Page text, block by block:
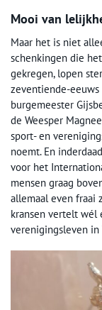
Mooi van
Maar het is niet
schenkingen die
gekregen, lopen
zeventiende-
burgemeester
de Weesper
sport- en
noemt. En
voor het
mensen graag
allemaal even fraai
kransen vertelt wél
verenigingsleven in